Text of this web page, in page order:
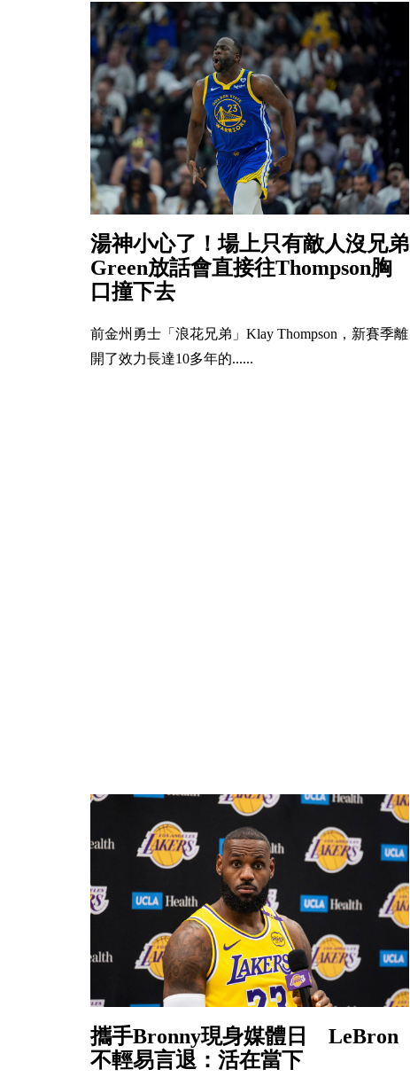
湯神小心了！場上只有敵人沒兄弟
Green放話會直接往Thompson胸
口撞下去
前金州勇士「浪花兄弟」Klay Thompson，新賽季離
開了效力長達10多年的......
攜手Bronny現身媒體日 LeBron
不輕易言退：活在當下